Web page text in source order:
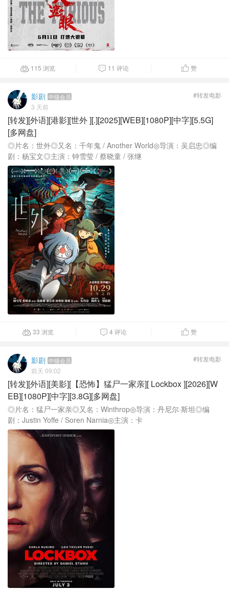
 115 浏览  11 评论 赞
影剧 中级会员
3 天前
#转发电影
[转发][外语][港影][世外 ][.][2025][WEB][1080P][中字][5.5G]
[多网盘]
◎片名：世外◎又名：千年鬼 / Another World◎导演：吴启忠◎编
剧：杨宝文◎主演：钟雪莹 / 蔡晓童 / 张继
33 浏览  4 评论 赞
影剧 中级会员
前天 09:02
#转发电影
[转发][外语][美影][【恐怖】猛尸一家亲][ Lockbox ][2026][W
EB][1080P][中字][3.8G][多网盘]
◎片名：猛尸一家亲◎又名：Winthrop◎导演：丹尼尔·斯坦◎编
剧：Justin Yoffe / Soren Narnia◎主演：卡